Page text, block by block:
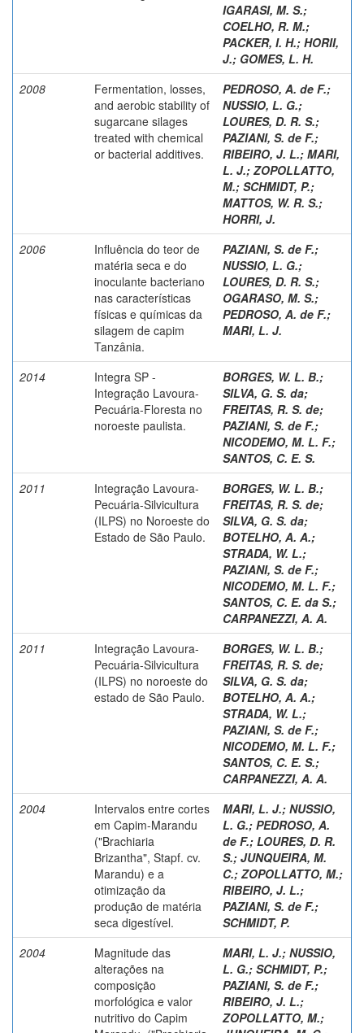
IGARASI, M. S.;
COELHO, R. M.;
PACKER, I. H.; HORII,
J.; GOMES, L. H.
2008
Fermentation, losses,
and aerobic stability of
sugarcane silages
treated with chemical
or bacterial additives.
PEDROSO, A. de F.;
NUSSIO, L. G.;
LOURES, D. R. S.;
PAZIANI, S. de F.;
RIBEIRO, J. L.; MARI,
L. J.; ZOPOLLATTO,
M.; SCHMIDT, P.;
MATTOS, W. R. S.;
HORRI, J.
2006
Influência do teor de
matéria seca e do
inoculante bacteriano
nas características
físicas e químicas da
silagem de capim
Tanzânia.
PAZIANI, S. de F.;
NUSSIO, L. G.;
LOURES, D. R. S.;
OGARASO, M. S.;
PEDROSO, A. de F.;
MARI, L. J.
2014
Integra SP -
Integração Lavoura-
Pecuária-Floresta no
noroeste paulista.
BORGES, W. L. B.;
SILVA, G. S. da;
FREITAS, R. S. de;
PAZIANI, S. de F.;
NICODEMO, M. L. F.;
SANTOS, C. E. S.
2011
Integração Lavoura-
Pecuária-Silvicultura
(ILPS) no Noroeste do
Estado de São Paulo.
BORGES, W. L. B.;
FREITAS, R. S. de;
SILVA, G. S. da;
BOTELHO, A. A.;
STRADA, W. L.;
PAZIANI, S. de F.;
NICODEMO, M. L. F.;
SANTOS, C. E. da S.;
CARPANEZZI, A. A.
2011
Integração Lavoura-
Pecuária-Silvicultura
(ILPS) no noroeste do
estado de São Paulo.
BORGES, W. L. B.;
FREITAS, R. S. de;
SILVA, G. S. da;
BOTELHO, A. A.;
STRADA, W. L.;
PAZIANI, S. de F.;
NICODEMO, M. L. F.;
SANTOS, C. E. S.;
CARPANEZZI, A. A.
2004
Intervalos entre cortes
em Capim-Marandu
("Brachiaria
Brizantha", Stapf. cv.
Marandu) e a
otimização da
produção de matéria
seca digestível.
MARI, L. J.; NUSSIO,
L. G.; PEDROSO, A.
de F.; LOURES, D. R.
S.; JUNQUEIRA, M.
C.; ZOPOLLATTO, M.;
RIBEIRO, J. L.;
PAZIANI, S. de F.;
SCHMIDT, P.
2004
Magnitude das
alterações na
composição
morfológica e valor
nutritivo do Capim
MARI, L. J.; NUSSIO,
L. G.; SCHMIDT, P.;
PAZIANI, S. de F.;
RIBEIRO, J. L.;
ZOPOLLATTO, M.;